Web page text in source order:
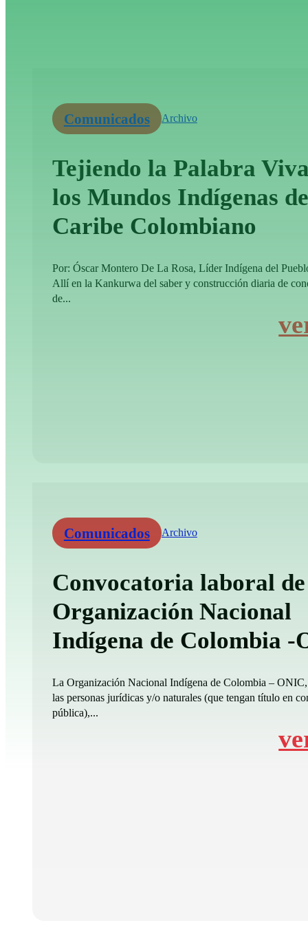
Comunicados Archivo
Tejiendo la Palabra
los Mundos Indígenas
Caribe Colombiano
Por: Óscar Montero De La Rosa, Líder Indígena del
Allí en la Kankurwa del saber y construcción diaria de
de...
Comunicados Archivo
Convocatoria laboral
Organización Nacional
Indígena de Colombia -
La Organización Nacional Indígena de Colombia – ONIC,
las personas jurídicas y/o naturales (que tengan título en
pública),...